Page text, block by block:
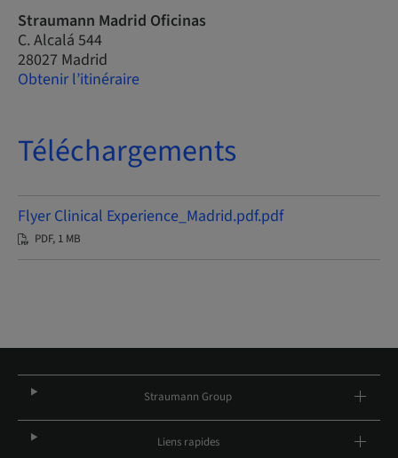
Straumann Madrid Oficinas
C. Alcalá 544
28027 Madrid
Obtenir l’itinéraire
Téléchargements
Flyer Clinical Experience_Madrid.pdf.pdf
PDF, 1 MB
Straumann Group
Liens rapides